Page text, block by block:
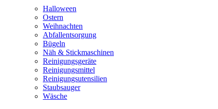
Halloween
Ostern
Weihnachten
Abfallentsorgung
Bügeln
Näh & Stickmaschinen
Reinigungsgeräte
Reinigungsmittel
Reinigungsutensilien
Staubsauger
Wäsche